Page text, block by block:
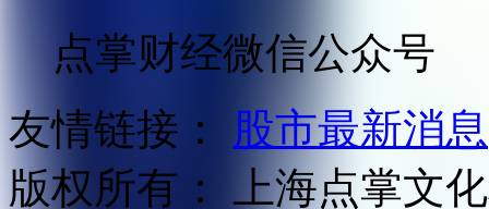
点掌财经微信公众号
友情链接：
股市最新消息
版权所有：
上海点掌文